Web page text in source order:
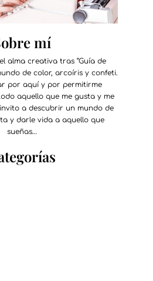
mí
el alma creativa tras “Guía de
de color, arcoíris y confeti.
por aquí y por permitirme
aquello que me gusta y me
a descubrir un mundo de
y darle vida a aquello que
sueñas…